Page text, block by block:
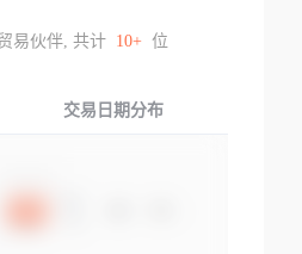
易伙伴, 共计 10+ 位
交易日期分布